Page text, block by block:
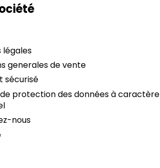
légales
generales de vente
sécurisé
protection des données à caractère
nous